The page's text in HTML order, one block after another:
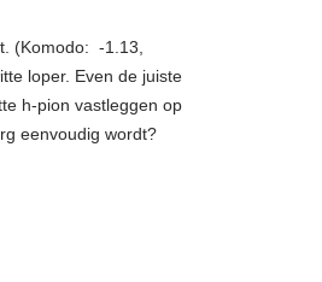
(Komodo: -1.13,
loper. Even de juiste
h-pion vastleggen op
eenvoudig wordt?